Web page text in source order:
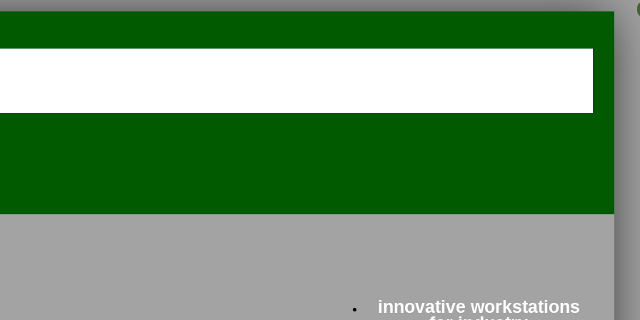
innovative workstations